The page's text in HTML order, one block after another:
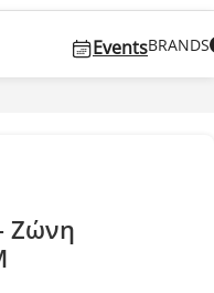
EventsBRANDS
Ζώνη